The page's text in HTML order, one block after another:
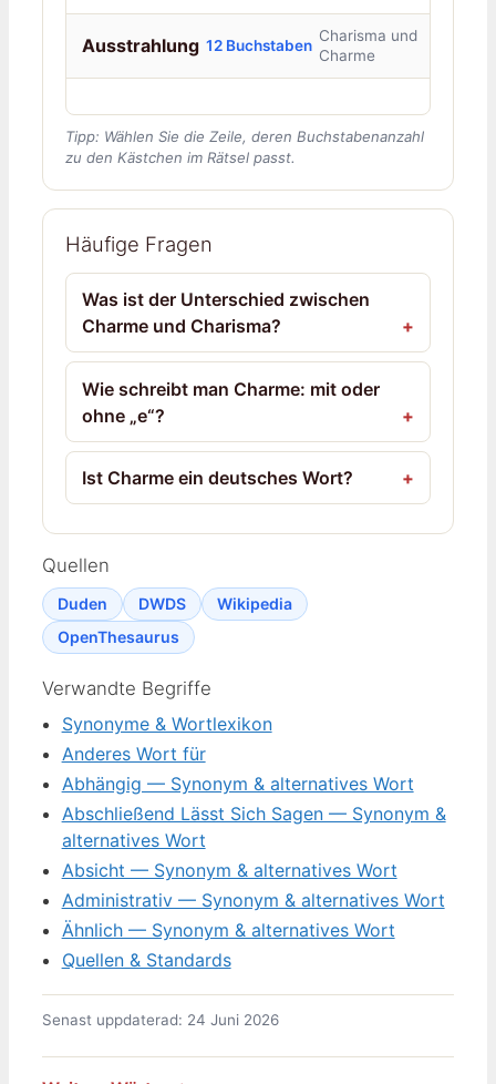
Ausstrahlung 12 Buchstaben
Charisma und
Charme
Tipp: Wählen Sie die Zeile, deren Buchstabenanzahl
zu den Kästchen im Rätsel passt.
Häufige Fragen
Was ist der Unterschied zwischen
Charme und Charisma?
Wie schreibt man Charme: mit oder
ohne „e“?
Ist Charme ein deutsches Wort?
Quellen
Duden DWDS
Wikipedia
OpenThesaurus
Verwandte Begriffe
Synonyme & Wortlexikon
Anderes Wort für
Abhängig — Synonym & alternatives Wort
Abschließend Lässt Sich Sagen — Synonym &
alternatives Wort
Absicht — Synonym & alternatives Wort
Administrativ — Synonym & alternatives Wort
Ähnlich — Synonym & alternatives Wort
Quellen & Standards
Senast uppdaterad: 24 Juni 2026